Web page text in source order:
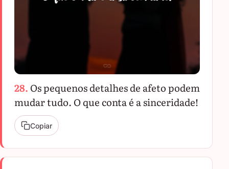
28. Os pequenos detalhes de afeto podem
mudar tudo. O que conta é a sinceridade!
Copiar